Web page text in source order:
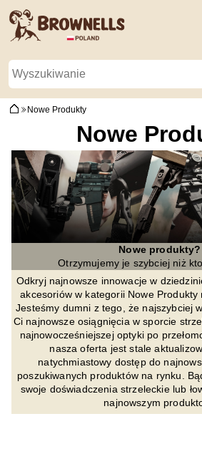
Nowe Produkty
Nowe
Nowe produkty?
Otrzymujemy je szybciej niż
Odkryj najnowsze innowacje w
akcesoriów w kategorii Nowe Produkty
Jesteśmy dumni z tego, że najszybciej
Ci najnowsze osiągnięcia w sporcie
najnowocześniejszej optyki po
nasza oferta jest stale
natychmiastowy dostęp do
poszukiwanych produktów na rynku.
swoje doświadczenia strzeleckie lub
najnowszym